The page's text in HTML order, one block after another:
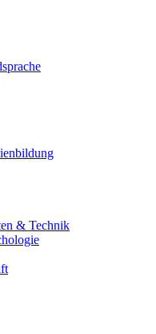
& Technik